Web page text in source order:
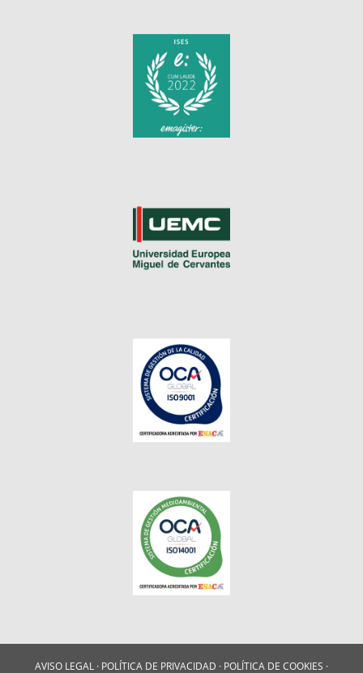
AVISO LEGAL · POLÍTICA DE PRIVACIDAD · POLÍTICA DE COOKIES ·